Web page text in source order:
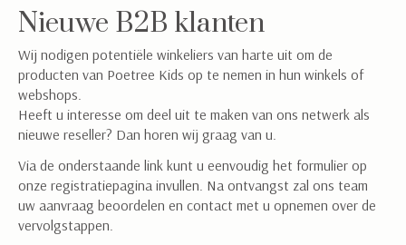
Nieuwe B2B klanten
Wij nodigen potentiële winkeliers van harte uit om de
producten van Poetree Kids op te nemen in hun winkels of
webshops.
Heeft u interesse om deel uit te maken van ons netwerk als
nieuwe reseller? Dan horen wij graag van u.
Via de onderstaande link kunt u eenvoudig het formulier op
onze registratiepagina invullen. Na ontvangst zal ons team
uw aanvraag beoordelen en contact met u opnemen over de
vervolgstappen.